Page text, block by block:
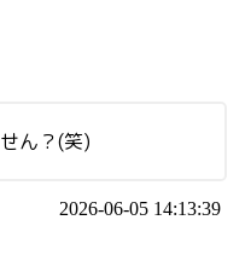
ん？(笑)
2026-06-05 14:13:39